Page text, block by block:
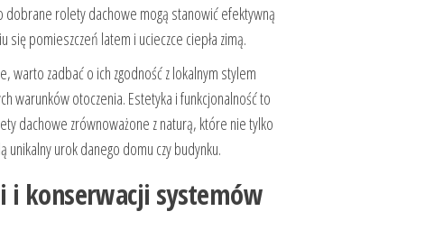
rolety dachowe mogą stanowić efektywną
pomieszczeń latem i ucieczce ciepła zimą.
warto zadbać o ich zgodność z lokalnym stylem
warunków otoczenia. Estetyka i funkcjonalność to
dachowe zrównoważone z naturą, które nie tylko
urok danego domu czy budynku.
i konserwacji systemów